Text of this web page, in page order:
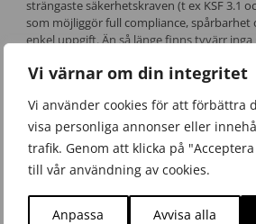
Vi värnar om din integritet
Vi använder cookies för att förbättra
visa personliga annonser eller
trafik. Genom att klicka på
till vår användning av cookies.
Anpassa Avvisa alla
strängaste säkerhetskraven (t ex KSF 3.1
som möjliggör full compliance, spårbarhet
enkel uppgift. Än så länge finns tyvärr inga
stärka samhällets skydd och
Vill du veta mer om Craton är du varmt
här.